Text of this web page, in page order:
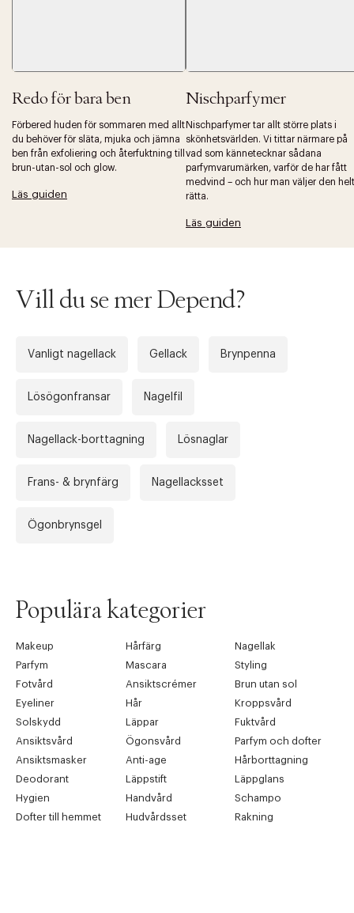
Redo för bara ben
Förbered huden för sommaren med allt
du behöver för släta, mjuka och jämna
ben från exfoliering och återfuktning till
brun-utan-sol och glow.
Läs guiden
Nischparfymer
Nischparfymer tar allt större plats i
skönhetsvärlden. Vi tittar närmare på
vad som kännetecknar sådana
parfymvarumärken, varför de har fått
medvind – och hur man väljer den helt
rätta.
Läs guiden
Vill du se mer Depend?
Vanligt nagellack Gellack Brynpenna
Lösögonfransar Nagelfil
Nagellack-borttagning Lösnaglar
Frans- & brynfärg Nagellacksset
Ögonbrynsgel
Populära kategorier
Makeup Hårfärg
Nagellak
Parfym
Mascara
Styling
Fotvård
Ansiktscrémer
Brun utan sol
Eyeliner
Hår
Kroppsvård
Solskydd
Läppar
Fuktvård
Ansiktsvård
Ögonsvård
Parfym och dofter
Ansiktsmasker
Anti-age
Hårborttagning
Deodorant
Läppstift
Läppglans
Hygien
Handvård
Schampo
Dofter till hemmet
Hudvårdsset Rakning